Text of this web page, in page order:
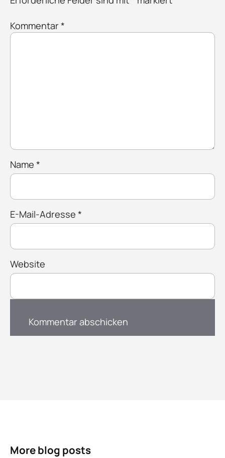
Kommentar *
Name *
E-Mail-Adresse *
Website
More blog posts